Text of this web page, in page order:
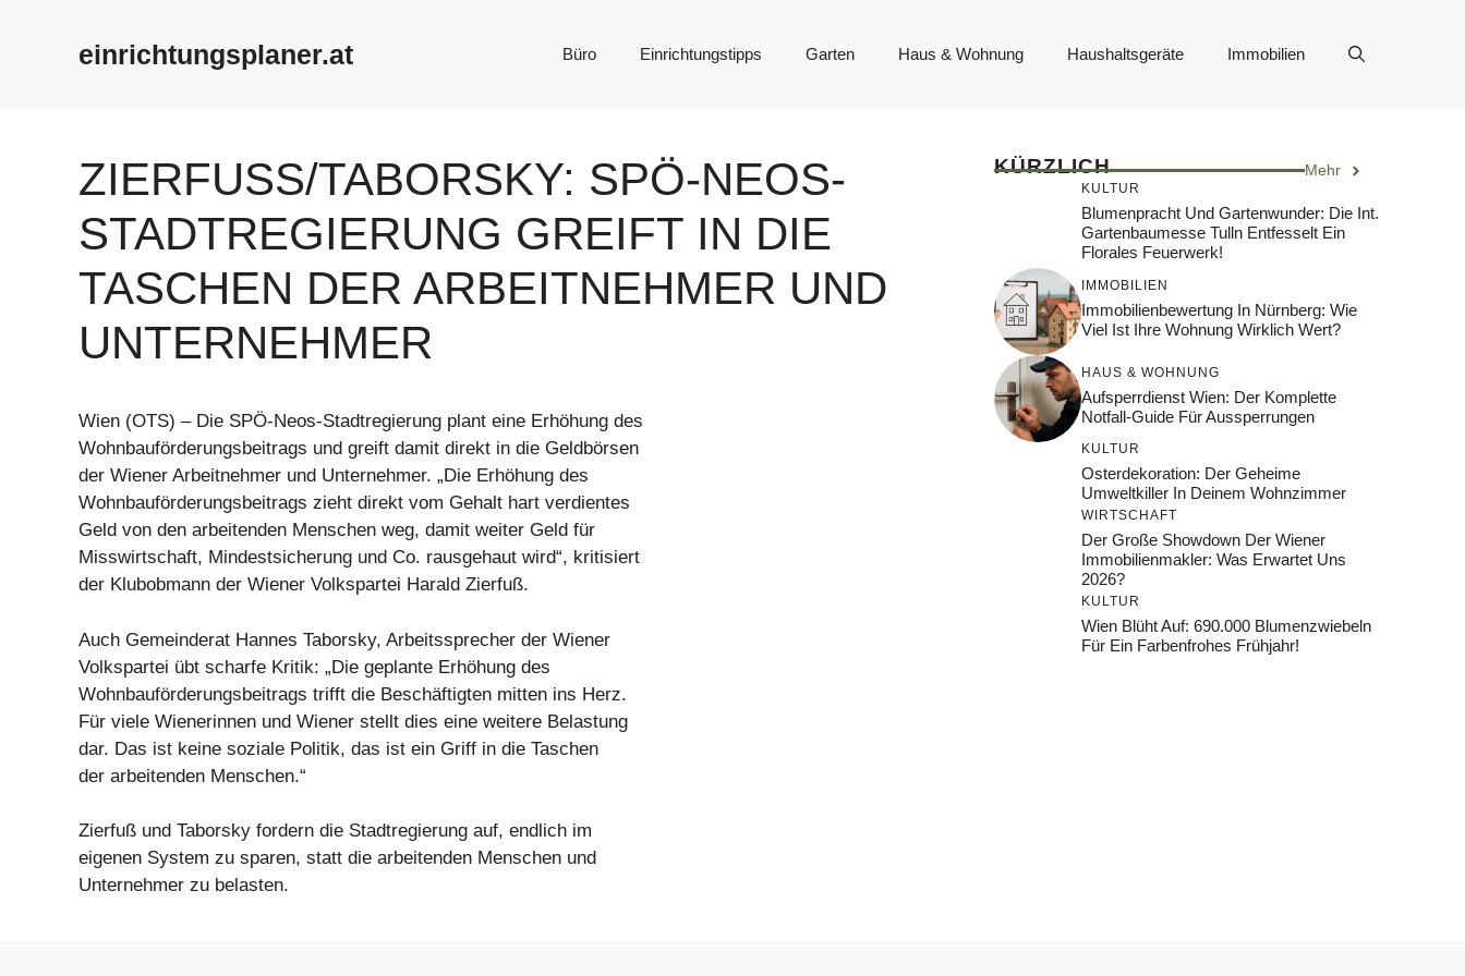
einrichtungsplaner.at Büro Einrichtungstipps Garten Haus & Wohnung Haushaltsgeräte Immobilien
ZIERFUSS/TABORSKY: SPÖ-NEOS-S
TADTREGIERUNG GREIFT IN DIE T
ASCHEN DER ARBEITNEHMER UND U
NTERNEHMER
Wien (OTS) – Die SPÖ-Neos-Stadtregierung plant eine Erhöhung des
Wohnbauförderungsbeitrags und greift damit direkt in die Geldbörsen
der Wiener Arbeitnehmer und Unternehmer. „Die Erhöhung des
Wohnbauförderungsbeitrags zieht direkt vom Gehalt hart verdientes
Geld von den arbeitenden Menschen weg, damit weiter Geld für
Misswirtschaft, Mindestsicherung und Co. rausgehaut wird“, kritisiert
der Klubobmann der Wiener Volkspartei Harald Zierfuß.
Auch Gemeinderat Hannes Taborsky, Arbeitssprecher der Wiener
Volkspartei übt scharfe Kritik: „Die geplante Erhöhung des
Wohnbauförderungsbeitrags trifft die Beschäftigten mitten ins Herz.
Für viele Wienerinnen und Wiener stellt dies eine weitere Belastung
dar. Das ist keine soziale Politik, das ist ein Griff in die Taschen
der arbeitenden Menschen.“
Zierfuß und Taborsky fordern die Stadtregierung auf, endlich im
eigenen System zu sparen, statt die arbeitenden Menschen und
Unternehmer zu belasten.
KÜRZLICH Mehr
KULTUR
Blumenpracht Und Gartenwunder: Die Int.
Gartenbaumesse Tulln Entfesselt Ein
Florales Feuerwerk!
IMMOBILIEN
Immobilienbewertung In Nürnberg: Wie
Viel Ist Ihre Wohnung Wirklich Wert?
HAUS & WOHNUNG
Aufsperrdienst Wien: Der Komplette
Notfall-Guide Für Aussperrungen
KULTUR
Osterdekoration: Der Geheime
Umweltkiller In Deinem Wohnzimmer
WIRTSCHAFT
Der Große Showdown Der Wiener
Immobilienmakler: Was Erwartet Uns
2026?
KULTUR
Wien Blüht Auf: 690.000 Blumenzwiebeln
Für Ein Farbenfrohes Frühjahr!